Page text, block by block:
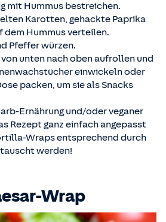
mit Hummus bestreichen.
Karotten, gehackte Paprika
Hummus verteilen.
Pfeffer würzen.
unten nach oben aufrollen und
einwickeln oder
packen, um sie als Snacks
Ernährung und/oder veganer
Rezept ganz einfach angepasst
Wraps entsprechend durch
werden!
Wrap